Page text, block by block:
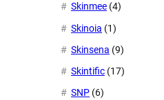
Skinmee (4)
Skinoia (1)
Skinsena (9)
Skintific (17)
SNP (6)